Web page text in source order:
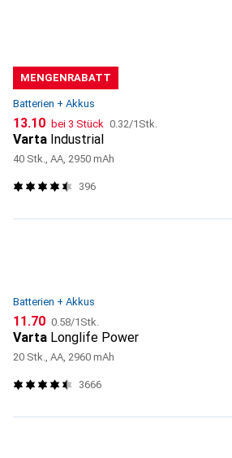
MENGENRABATT
Batterien + Akkus
CHF
13.10 bei 3 Stück CHF
0.32/1Stk.
Varta Industrial
40 Stk., AA, 2950 mAh
396
Batterien + Akkus
CHF
11.70 CHF
0.58/1Stk.
Varta Longlife Power
20 Stk., AA, 2960 mAh
3666